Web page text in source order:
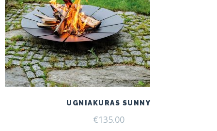
UGNIAKURAS SUNNY
€135.00